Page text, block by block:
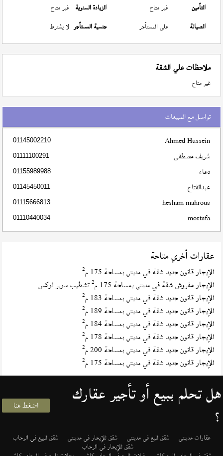
التأمين
غير متاح الزيادة السنوية غير متاح
الصيانة
على المستأجر جنسية المستأجر لا يشترط
ملاحظات علي الشقة
غير متاح
تواصل مع المبيعات
Ahmed Hussein
01145002210
شريف مصطفى 01111100291
دعاء 01155989988
عبدالفتاح 01145450011
hesham mahrous
01115666813
mostafa
01110440034
عقارات أخري متاحة
للإيجار قانون جديد شقة فيمدينتي بمساحة 175 م 2
للإيجار مفروش شقة فيمدينتي بمساحة 175 م 2تشطيب سوبر لوكس
للإيجار قانون جديد شقة فيمدينتي بمساحة 183 م 2
للإيجار قانون جديد شقة فيمدينتي بمساحة 189 م 2
للإيجار قانون جديد شقة فيمدينتي بمساحة 184 م 2
للإيجار قانون جديد شقة فيمدينتي بمساحة 178 م 2
للإيجار قانون جديد شقة فيمدينتي بمساحة 200 م 2
للإيجار قانون جديد شقة فيمدينتي بمساحة 175 م 2
هل تحلم ببيع أو تأجير عقارك
؟ اضغط هنا
عقارات مدينتي شقق لليع في مدينتى شقق للإيجار في مدينتى شقق للبيع في الرحاب
شقق للإيجار في الرحاب